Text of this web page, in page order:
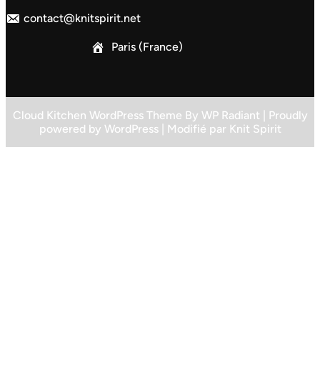
contact@knitspirit.net
Paris (France)
Cloud Kitchen WordPress Theme By WP Radiant | Proudly
powered by WordPress| Modifié par Knit Spirit